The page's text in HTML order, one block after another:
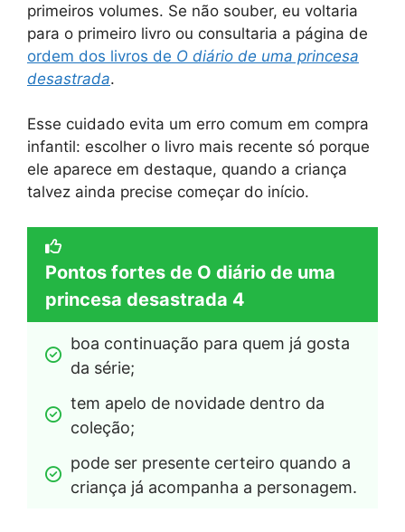
primeiros volumes. Se não souber, eu voltaria
para o primeiro livro ou consultaria a página de
ordem dos livros de O diário de uma princesa
desastrada.
Esse cuidado evita um erro comum em compra
infantil: escolher o livro mais recente só porque
ele aparece em destaque, quando a criança
talvez ainda precise começar do início.
Pontos fortes de O diário de uma
princesa desastrada 4
boa continuação para quem já gosta
da série;
tem apelo de novidade dentro da
coleção;
pode ser presente certeiro quando a
criança já acompanha a personagem.